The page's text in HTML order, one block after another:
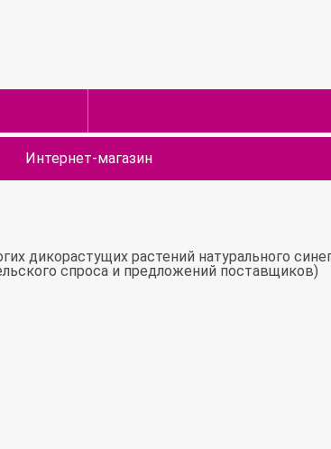
Интернет-магазин
дикорастущих растений натурального
спроса и предложений поставщиков)